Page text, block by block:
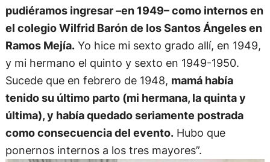
pudiéramos ingresar –en 1949– como internos en
el colegio Wilfrid Barón de los Santos Ángeles en
Ramos Mejía.Yo hice mi sexto grado allí, en 1949,
y mi hermano el quinto y sexto en 1949-1950.
Sucede que en febrero de 1948, mamá había
tenido su último parto (mi hermana, la quinta y
última), y había quedado seriamente postrada
como consecuencia del evento.Hubo que
ponernos internos a los tres mayores”.